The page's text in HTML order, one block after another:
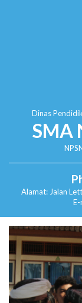
Dinas
SMA
Alamat: Jalan